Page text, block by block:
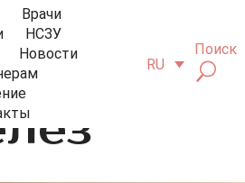
Врачи
НСЗУ
Новости
RU
Поиск